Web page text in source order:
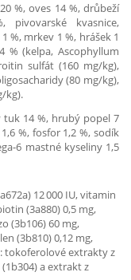
%, oves 14 %, drůbeží
kvasnice,
%, mrkev 1 %, hrášek 1
% (kelpa, Ascophyllum
sulfát (160 mg/kg),
(80 mg/kg),
kg).
14 %, hrubý popel 7
%, fosfor 1,2 %, sodík
6 mastné kyseliny 1,5
12 000 IU, vitamin
(3a880) 0,5 mg,
(3b106) 60 mg,
(3b810) 0,12 mg,
tokoferolové extrakty z
a extrakt z